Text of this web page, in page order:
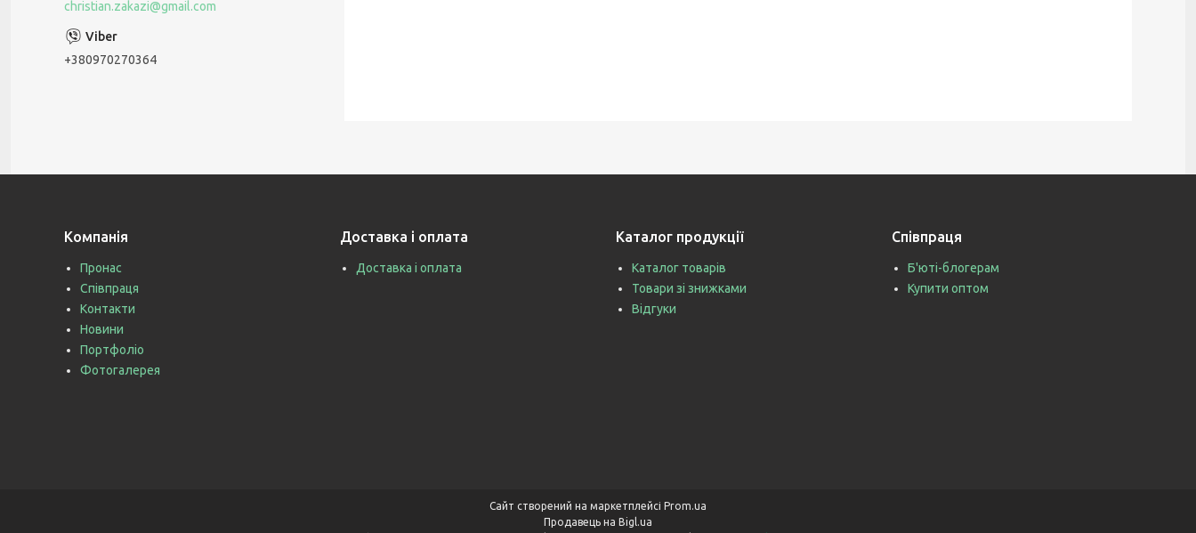
christian.zakazi@gmail.com
+380970270364
Компанія
Пронас
Співпраця
Контакти
Новини
Портфоліо
Фотогалерея
Доставка і оплата
Доставка і оплата
Каталог продукції
Каталог товарів
Товари зі знижками
Відгуки
Співпраця
Б'юті-блогерам
Купити оптом
Сайт створений на маркетплейсі Prom.ua
Продавець на Bigl.ua